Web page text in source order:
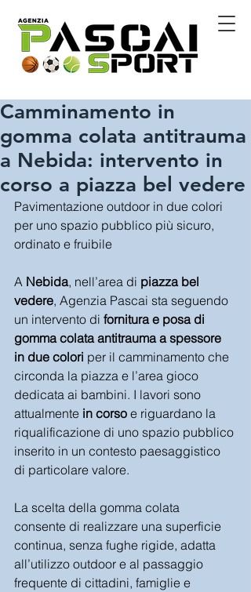
Camminamento in
gomma colata antitrauma
a Nebida: intervento in
corso a piazza bel vedere
Pavimentazione outdoor in due colori
per uno spazio pubblico più sicuro,
ordinato e fruibile
A Nebida, nell’area di piazza bel
vedere, Agenzia Pascai sta seguendo
un intervento di fornitura e posa di
gomma colata antitrauma a spessore
in due colori per il camminamento che
circonda la piazza e l’area gioco
dedicata ai bambini. I lavori sono
attualmente in corso e riguardano la
riqualificazione di uno spazio pubblico
inserito in un contesto paesaggistico
di particolare valore.
La scelta della gomma colata
consente di realizzare una superficie
continua, senza fughe rigide, adatta
all’utilizzo outdoor e al passaggio
frequente di cittadini, famiglie e